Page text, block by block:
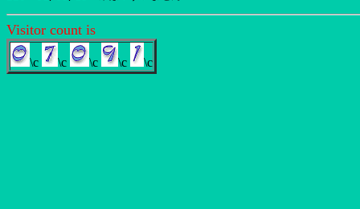
Visitor count is
\c \c \c \c \c